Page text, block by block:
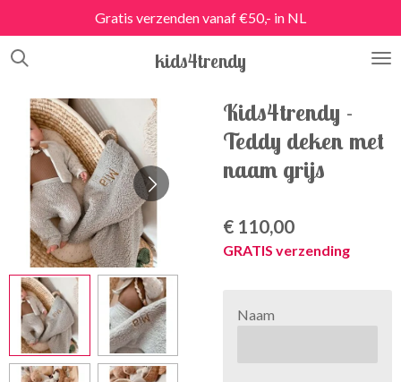
direct
naar
hoofdinhoud
kids4trendy
Gratis verzenden vanaf €50,- in NL
Kids4trendy -
Teddy deken met
naam grijs
€ 110,00
GRATIS verzending
Naam